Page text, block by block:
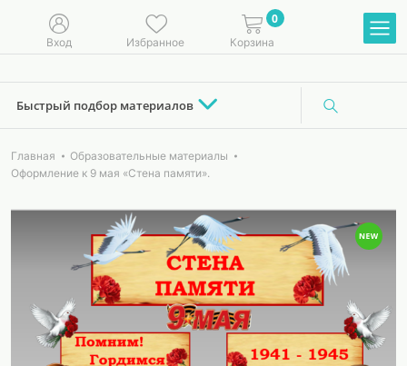
Вход Избранное
0
Корзина
Быстрый подбор материалов
Главная
Образовательные материалы
Оформление к 9 мая «Стена памяти».